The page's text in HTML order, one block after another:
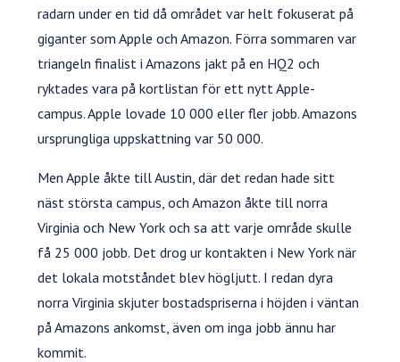
radarn under en tid då området var helt fokuserat på
giganter som Apple och Amazon. Förra sommaren var
triangeln finalist i Amazons jakt på en HQ2 och
ryktades vara på kortlistan för ett nytt Apple-
campus. Apple lovade 10 000 eller fler jobb. Amazons
ursprungliga uppskattning var 50 000.
Men Apple åkte till Austin, där det redan hade sitt
näst största campus, och Amazon åkte till norra
Virginia och New York och sa att varje område skulle
få 25 000 jobb. Det drog ur kontakten i New York när
det lokala motståndet blev högljutt. I redan dyra
norra Virginia skjuter bostadspriserna i höjden i väntan
på Amazons ankomst, även om inga jobb ännu har
kommit.